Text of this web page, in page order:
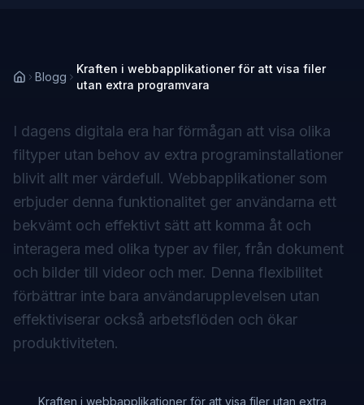
Blogg
Kraften i webbapplikationer för att visa filer
utan extra programvara
I dagens digitala era har förmågan att visa olika
filtyper utan behov av extra programinstallationer
blivit allt mer värdefull. Webbapplikationer som
erbjuder denna funktionalitet ger användarna ett
bekvämt och effektivt sätt att komma åt och
interagera med olika typer av filer, från dokument
och bilder till videor och mer. Denna flexibilitet
förbättrar inte bara användarupplevelsen utan
effektiviserar också arbetsflöden och ökar
produktiviteten.
Kraften i webbapplikationer för att visa filer utan extra